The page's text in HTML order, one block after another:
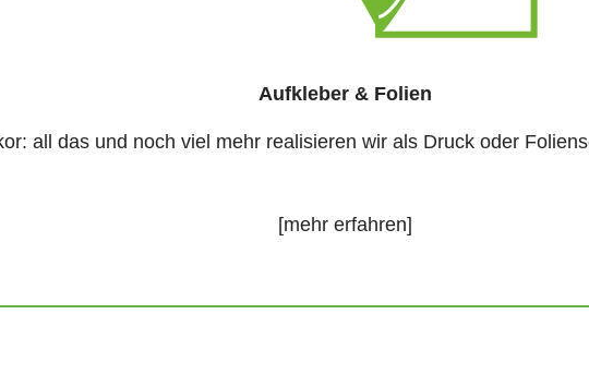
Aufkleber & Folien
all das und noch viel mehr realisieren wir als Druck oder
[mehr erfahren]